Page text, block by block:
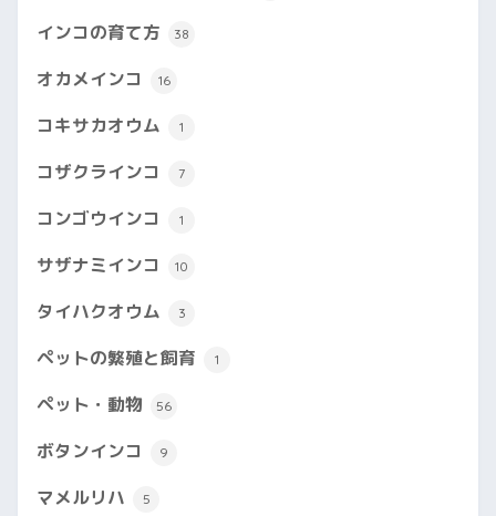
インコの育て方 38
オカメインコ 16
コキサカオウム 1
コザクラインコ 7
コンゴウインコ 1
サザナミインコ 10
タイハクオウム 3
ペットの繁殖と飼育 1
ペット・動物 56
ボタンインコ 9
マメルリハ 5